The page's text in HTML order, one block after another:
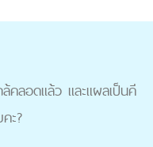
คลอดแล้ว และแผลเป็นคี
ะ?